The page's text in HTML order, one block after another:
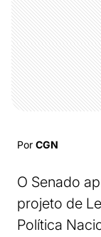
Por CGN
O Senado
projeto de
Política